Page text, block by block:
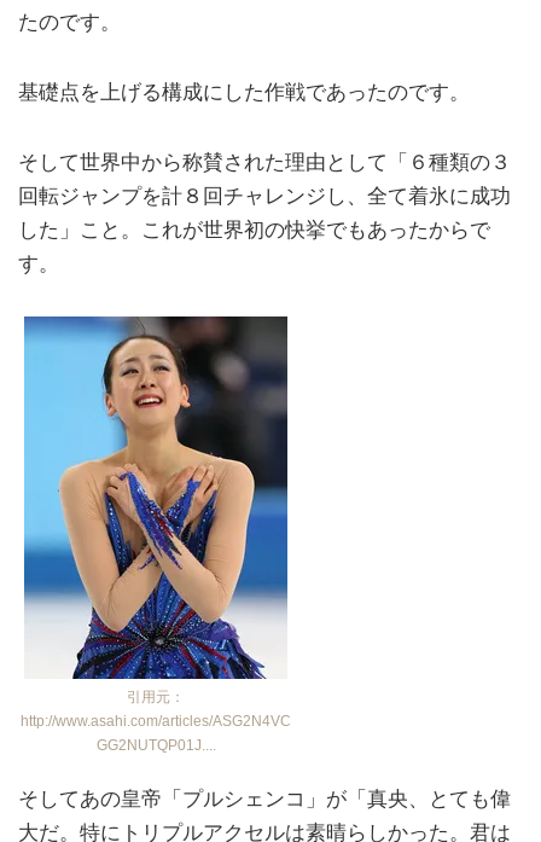
たのです。
基礎点を上げる構成にした作戦であったのです。
そして世界中から称賛された理由として「６種類の３
回転ジャンプを計８回チャレンジし、全て着氷に成功
した」こと。これが世界初の快挙でもあったからで
す。
引用元：
http://www.asahi.com/articles/ASG2N4VC
GG2NUTQP01J....
そしてあの皇帝「プルシェンコ」が「真央、とても偉
大だ。特にトリプルアクセルは素晴らしかった。君は